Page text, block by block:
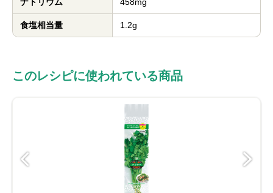
食塩相当量 1.2g
このレシピに使われている商品